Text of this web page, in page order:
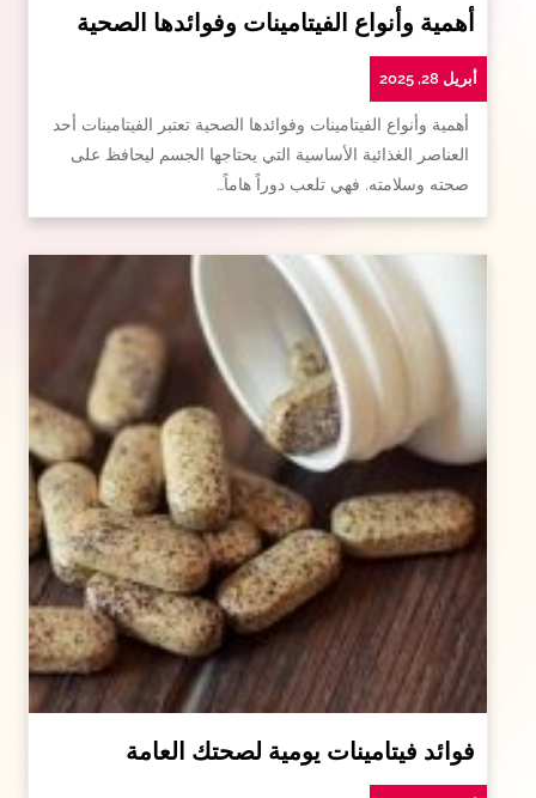
أهمية وأنواع الفيتامينات وفوائدها الصحية
أبريل 28, 2025
أهمية وأنواع الفيتامينات وفوائدها الصحية تعتبر الفيتامينات أحد
العناصر الغذائية الأساسية التي يحتاجها الجسم ليحافظ على
صحته وسلامته. فهي تلعب دوراً هاماً…
فوائد فيتامينات يومية لصحتك العامة